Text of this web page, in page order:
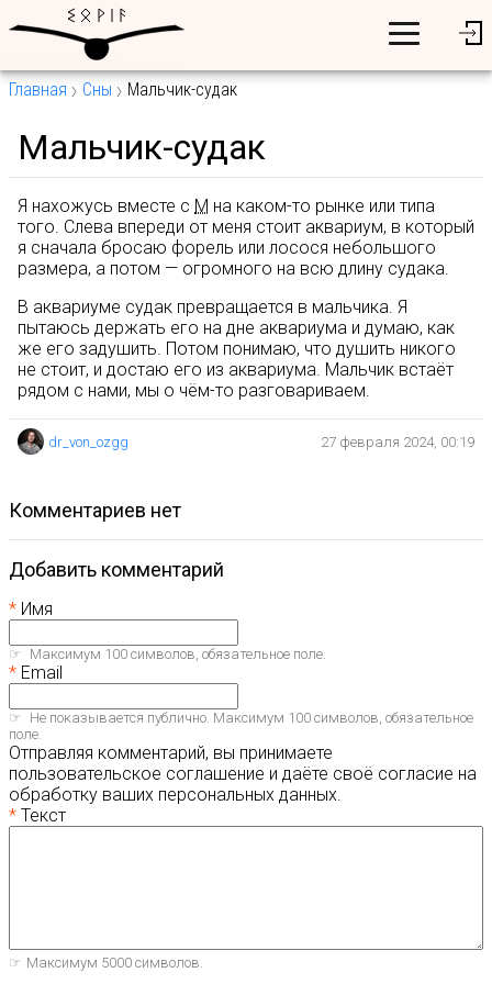
Главная Сны Мальчик-судак
Мальчик-судак
Я нахожусь вместе с М на каком-то рынке или типа
того. Слева впереди от меня стоит аквариум, в который
я сначала бросаю форель или лосося небольшого
размера, а потом — огромного на всю длину судака.
В аквариуме судак превращается в мальчика. Я
пытаюсь держать его на дне аквариума и думаю, как
же его задушить. Потом понимаю, что душить никого
не стоит, и достаю его из аквариума. Мальчик встаёт
рядом с нами, мы о чём-то разговариваем.
dr_von_ozgg 27 февраля 2024, 00:19
комментариев нет
Добавить комментарий
Имя
Максимум 100 символов, обязательное поле.
Email
Не показывается публично. Максимум 100 символов, обязательное
поле.
Отправляя комментарий, вы принимаете
пользовательское соглашение и даёте своё согласие на
обработку ваших персональных данных.
Текст
Максимум 5000 символов.